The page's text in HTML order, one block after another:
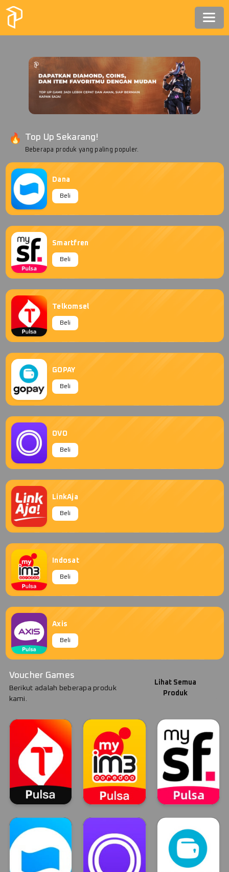
Top Up Sekarang!
Beberapa produk yang paling populer.
Dana
Beli
Smartfren
Beli
Telkomsel
Beli
GOPAY
Beli
OVO
Beli
LinkAja
Beli
Indosat
Beli
Axis
Beli
Voucher Games
Berikut adalah beberapa produk
kami.
Lihat Semua
Produk
TELKOMSEL INDOSAT Smartfren